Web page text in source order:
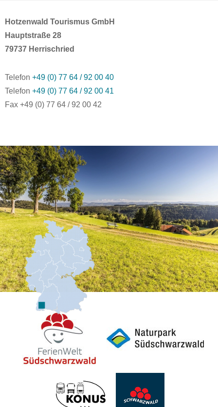
Hotzenwald Tourismus GmbH
Hauptstraße 28
79737 Herrischried
Telefon +49 (0) 77 64 / 92 00 40
Telefon +49 (0) 77 64 / 92 00 41
Fax +49 (0) 77 64 / 92 00 42